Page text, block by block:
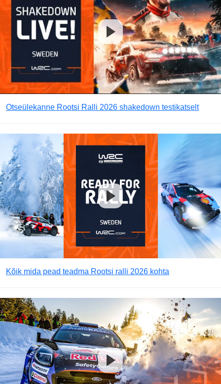
Otseülekanne Rootsi Ralli 2026 shakedown testikatselt
Kõik mida pead teadma Rootsi ralli 2026 kohta